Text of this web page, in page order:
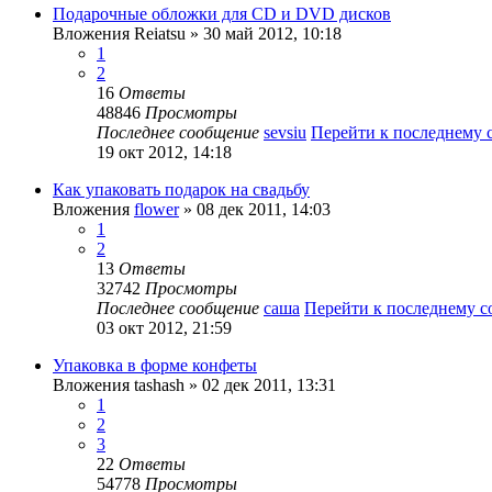
Подарочные обложки для CD и DVD дисков
Вложения Reiatsu » 30 май 2012, 10:18
1
2
16 Ответы
48846 Просмотры
Последнее сообщение sevsiu Перейти к последнему
19 окт 2012, 14:18
Как упаковать подарок на свадьбу
Вложения flower» 08 дек 2011, 14:03
1
2
13 Ответы
32742 Просмотры
Последнее сообщение саша Перейти к последнему
03 окт 2012, 21:59
Упаковка в форме конфеты
Вложения tashash » 02 дек 2011, 13:31
1
2
3
22 Ответы
54778 Просмотры